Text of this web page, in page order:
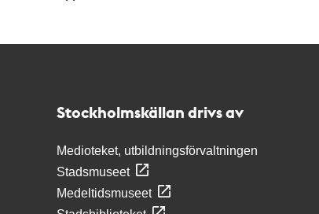
Stockholmskällan drivs av
Medioteket, utbildningsförvaltningen
Stadsmuseet
Medeltidsmuseet